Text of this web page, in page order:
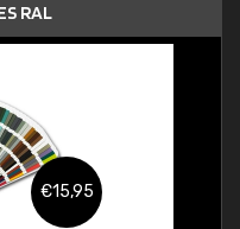
RAL
€15,95